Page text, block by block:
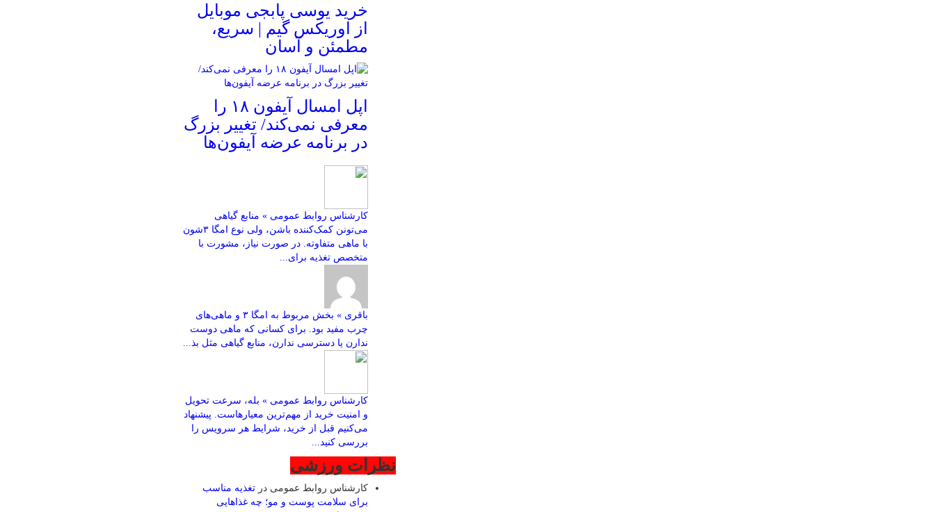
خرید یوسی پابجی موبایل
از اوریکس گیم | سریع،
مطمئن و آسان
اپل امسال آیفون ۱۸ را
معرفی نمی‌کند/ تغییر بزرگ
در برنامه عرضه آیفون‌ها
کارشناس روابط عمومی » منابع گیاهی
می‌تونن کمک‌کننده باشن، ولی نوع امگا ۳شون
با ماهی متفاوته. در صورت نیاز، مشورت با
متخصص تغذیه برای...
باقری » بخش مربوط به امگا ۳ و ماهی‌های
چرب مفید بود. برای کسانی که ماهی دوست
ندارن یا دسترسی ندارن، منابع گیاهی مثل بذ...
کارشناس روابط عمومی » بله، سرعت تحویل
و امنیت خرید از مهم‌ترین معیارهاست. پیشنهاد
می‌کنیم قبل از خرید، شرایط هر سرویس را
بررسی کنید...
نظرات ورزشی
کارشناس روابط عمومی درتغذیه مناسب
برای سلامت پوست و مو؛ چه غذاهایی